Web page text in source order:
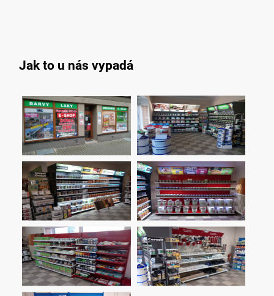
Jak to u nás vypadá